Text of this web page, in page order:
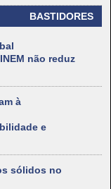
BASTIDORES
não reduz
à
e
sólidos no